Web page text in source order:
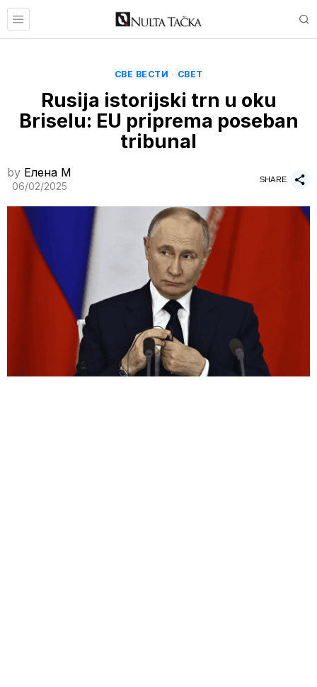
СВЕ ВЕСТИ · СВЕТ
Rusija istorijski trn u oku
Briselu: EU priprema poseban
tribunal
by Елена M
06/02/2025
SHARE